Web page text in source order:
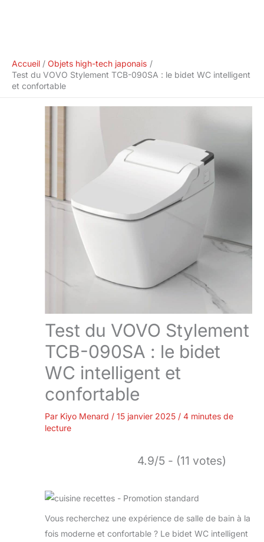
Accueil
Objets high-tech japonais
Test du VOVO Stylement TCB-090SA : le bidet WC intelligent
et confortable
Test du VOVO Stylement
TCB-090SA : le bidet
WC intelligent et
confortable
Par Kiyo Menard / 15 janvier 2025 / 4 minutes de
lecture
4.9/5 - (11 votes)
Vous recherchez une expérience de salle de bain à la
fois moderne et confortable ? Le bidet WC intelligent